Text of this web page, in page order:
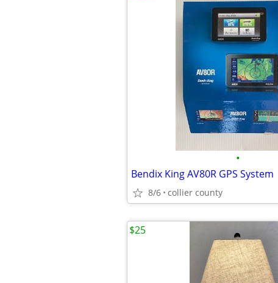
•
Bendix King AV80R GPS System
8/6 collier county
$25